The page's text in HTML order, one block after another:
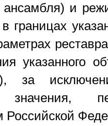
и
границах
указанного
за
значения,
Российской